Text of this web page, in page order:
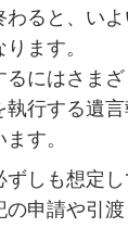
わると、い
ます。
にはさまざ
執行する遺
す。
しも想定
の申請や引